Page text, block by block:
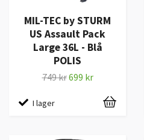
MIL-TEC by STURM
US Assault Pack
Large 36L - Blå
POLIS
749 kr699 kr
I lager